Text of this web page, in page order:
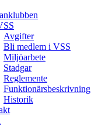
Avgifter
Bli medlem i VSS
Miljöarbete
Stadgar
Reglemente
Funktionärsbeskrivning
Historik